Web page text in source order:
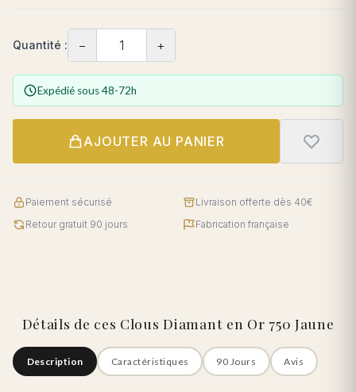
Quantité : − +
Expédié sous 48-72h
AJOUTER AU PANIER
Paiement sécurisé
Livraison offerte dès 40€
Retour gratuit 90 jours
Fabrication française
Détails de ces Clous Diamant en Or 750 Jaune
Description Caractéristiques 90 Jours Avis